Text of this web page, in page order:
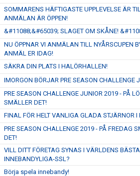
SOMMARENS HÄFTIGASTE UPPLEVELSE ÄR
ANMÄLAN ÄR ÖPPEN!
&#11088;&#65039; SLAGET OM SKÅNE!
NU ÖPPNAR VI ANMÄLAN TILL NYÅRSCUPEN
ANMÄL ER IDAG!
SÄKRA DIN PLATS I HALÖRHALLEN!
IMORGON BÖRJAR PRE SEASON CHALLENGE
PRE SEASON CHALLENGE JUNIOR 2019 - PÅ
SMÄLLER DET!
FINAL FÖR HELT VANLIGA GLADA STJÄRNOR I
PRE SEASON CHALLENGE 2019 - PÅ FREDAG
DET!
VILL DITT FÖRETAG SYNAS I VÄRLDENS BÄSTA
INNEBANDYLIGA-SSL?
Börja spela innebandy!